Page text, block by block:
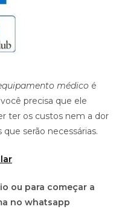
médico é
precisa que ele
ter os custos nem a dor
serão necessárias.
ou para começar a
no whatsapp